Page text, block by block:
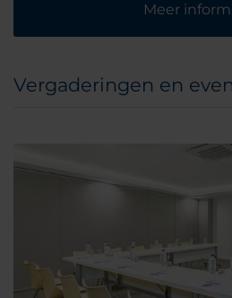
Meer
Vergaderingen en